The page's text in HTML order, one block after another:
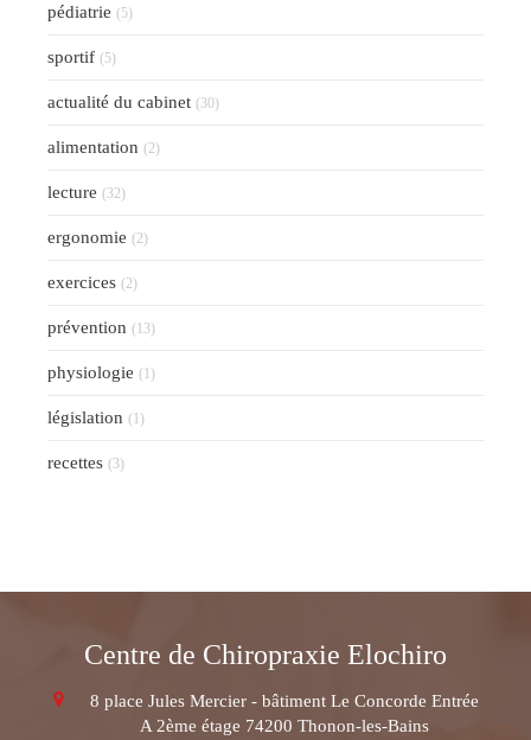
pédiatrie (5)
sportif (5)
actualité du cabinet (30)
alimentation (2)
lecture (32)
ergonomie (2)
exercices (2)
prévention (13)
physiologie (1)
législation (1)
recettes (3)
Centre de Chiropraxie Elochiro
8 place Jules Mercier - bâtiment Le Concorde Entrée
A 2ème étage 74200 Thonon-les-Bains